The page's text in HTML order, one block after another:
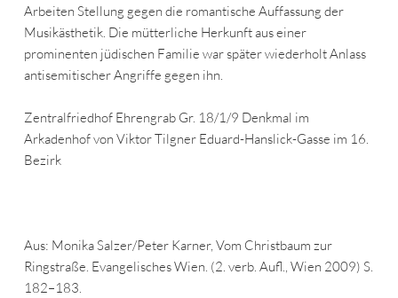
Arbeiten Stellung gegen die romantische Auffassung der
Musikästhetik. Die mütterliche Herkunft aus einer
prominenten jüdischen Familie war später wiederholt Anlass
antisemitischer Angriffe gegen ihn.
Zentralfriedhof Ehrengrab Gr. 18/1/9 Denkmal im
Arkadenhof von Viktor Tilgner Eduard-Hanslick-Gasse im 16.
Bezirk
Aus: Monika Salzer/Peter Karner, Vom Christbaum zur
Ringstraße. Evangelisches Wien. (2. verb. Aufl., Wien 2009) S.
182–183.